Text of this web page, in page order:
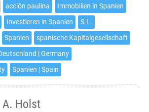
acción paulina
Immobilien in Spanien
Investieren in Spanien
S.L.
Spanien
spanische Kapitalgesellschaft
| Germany
Spanien | Spain
Holst